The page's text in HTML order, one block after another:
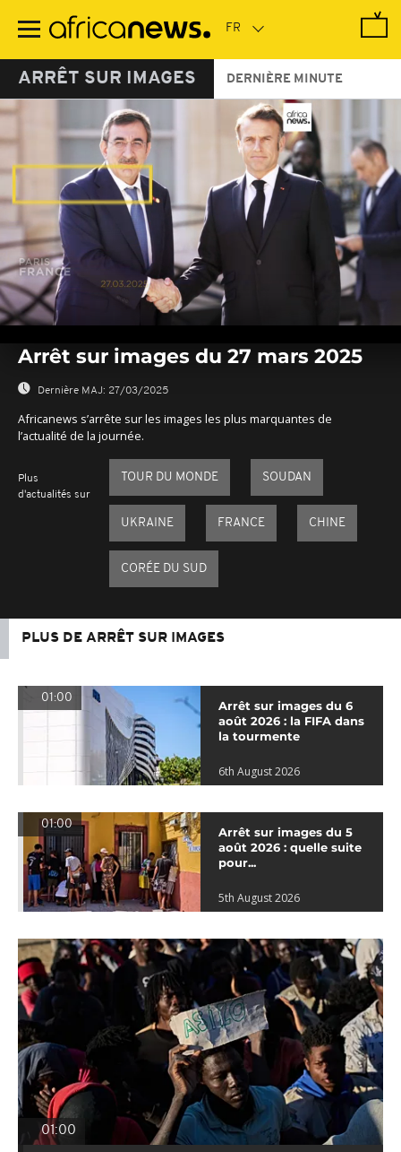
contenu
ARRÊT SUR IMAGES DERNIÈRE MINUTE
seconds
seconds
Arrêt sur images du 27 mars 2025
Dernière MAJ: 27/03/2025
Africanews s’arrête sur les images les plus marquantes de
l’actualité de la journée.
Plus
d'actualités sur
TOUR DU MONDE SOUDAN
UKRAINE FRANCE CHINE
CORÉE DU SUD
PLUS DE ARRÊT SUR IMAGES
01:00
Arrêt sur images du 6
août 2026 : la FIFA dans
la tourmente
6th August 2026
01:00
Arrêt sur images du 5
août 2026 : quelle suite
pour...
5th August 2026
01:00